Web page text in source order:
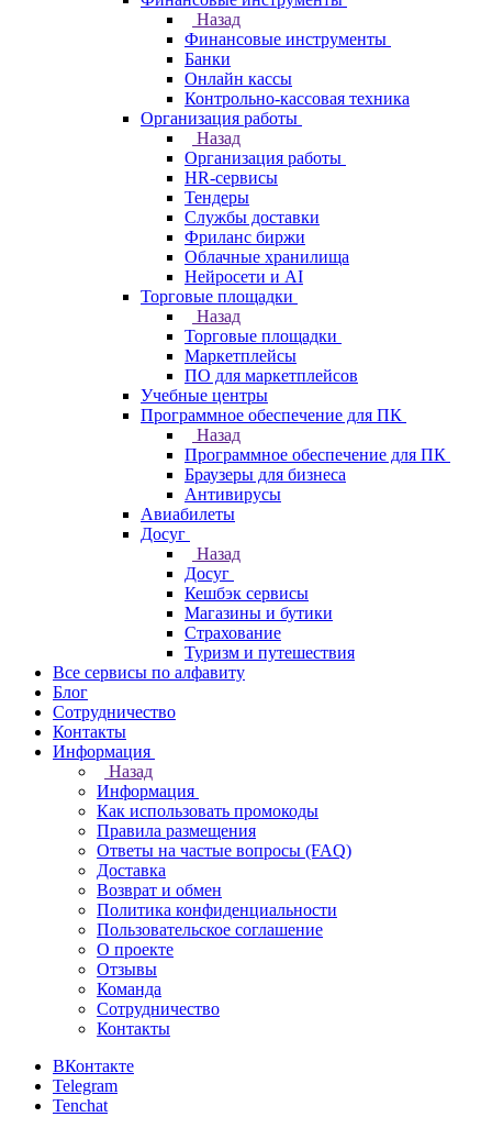
Назад
Финансовые инструменты
Банки
Онлайн кассы
Контрольно-кассовая техника
Организация работы
Назад
Организация работы
HR-сервисы
Тендеры
Службы доставки
Фриланс биржи
Облачные хранилища
Нейросети и AI
Торговые площадки
Назад
Торговые площадки
Маркетплейсы
ПО для маркетплейсов
Учебные центры
Программное обеспечение для ПК
Назад
Программное обеспечение для ПК
Браузеры для бизнеса
Антивирусы
Авиабилеты
Досуг
Назад
Досуг
Кешбэк сервисы
Магазины и бутики
Страхование
Туризм и путешествия
Все сервисы по алфавиту
Блог
Сотрудничество
Контакты
Информация
Назад
Информация
Как использовать промокоды
Правила размещения
Ответы на частые вопросы (FAQ)
Доставка
Возврат и обмен
Политика конфиденциальности
Пользовательское соглашение
О проекте
Отзывы
Команда
Сотрудничество
Контакты
ВКонтакте
Telegram
Tenchat